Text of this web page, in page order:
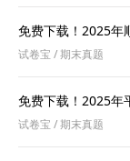
免费下载！2025年
试卷宝 /期末真题
免费下载！2025年
试卷宝 /期末真题